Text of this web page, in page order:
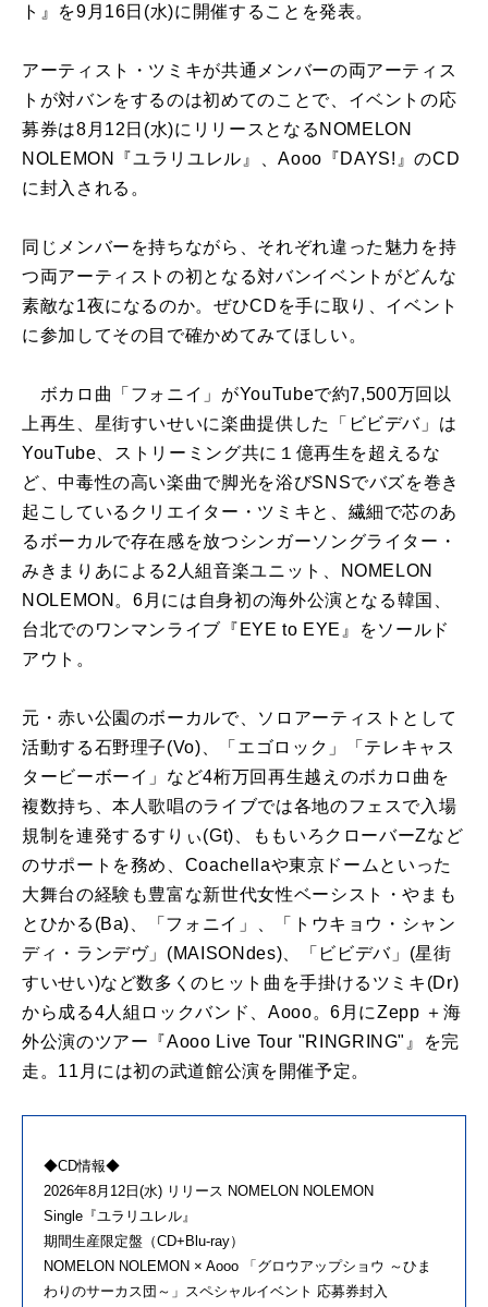
ト』を9月16日(水)に開催することを発表。
アーティスト・ツミキが共通メンバーの両アーティス
トが対バンをするのは初めてのことで、イベントの応
募券は8月12日(水)にリリースとなるNOMELON
NOLEMON『ユラリユレル』、Aooo『DAYS!』のCD
に封入される。
同じメンバーを持ちながら、それぞれ違った魅力を持
つ両アーティストの初となる対バンイベントがどんな
素敵な1夜になるのか。ぜひCDを手に取り、イベント
に参加してその目で確かめてみてほしい。
ボカロ曲「フォニイ」がYouTubeで約7,500万回以
上再生、星街すいせいに楽曲提供した「ビビデバ」は
YouTube、ストリーミング共に１億再生を超えるな
ど、中毒性の高い楽曲で脚光を浴びSNSでバズを巻き
起こしているクリエイター・ツミキと、繊細で芯のあ
るボーカルで存在感を放つシンガーソングライター・
みきまりあによる2人組音楽ユニット、NOMELON
NOLEMON。6月には自身初の海外公演となる韓国、
台北でのワンマンライブ『EYE to EYE』をソールド
アウト。
元・赤い公園のボーカルで、ソロアーティストとして
活動する石野理子(Vo)、「エゴロック」「テレキャス
タービーボーイ」など4桁万回再生越えのボカロ曲を
複数持ち、本人歌唱のライブでは各地のフェスで入場
規制を連発するすりぃ(Gt)、ももいろクローバーZなど
のサポートを務め、Coachellaや東京ドームといった
大舞台の経験も豊富な新世代女性ベーシスト・やまも
とひかる(Ba)、「フォニイ」、「トウキョウ・シャン
ディ・ランデヴ」(MAISONdes)、「ビビデバ」(星街
すいせい)など数多くのヒット曲を手掛けるツミキ(Dr)
から成る4人組ロックバンド、Aooo。6月にZepp ＋海
外公演のツアー『Aooo Live Tour "RINGRING"』を完
走。11月には初の武道館公演を開催予定。
◆CD情報◆
2026年8月12日(水) リリース NOMELON NOLEMON
Single『ユラリユレル』
期間生産限定盤（CD+Blu-ray）
NOMELON NOLEMON × Aooo 「グロウアップショウ ～ひま
わりのサーカス団～」スペシャルイベント 応募券封入